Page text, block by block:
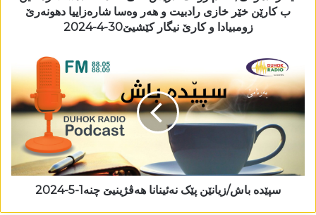
ب کارێن خێر خازی رادبیت و ھەر وەسا شارەزاییا دھونەرێ
زومبیادا و کارێ نیگار کێشیێ30-4-2024
سپێدە باش/زیانێن پێک نەئینانا ھەڤژینیێ چنە1-5-2024